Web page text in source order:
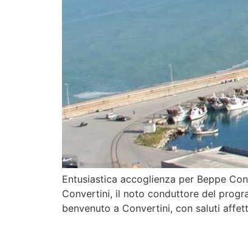
Entusiastica accoglienza per Beppe
Convertini, il noto conduttore del
benvenuto a Convertini, con saluti